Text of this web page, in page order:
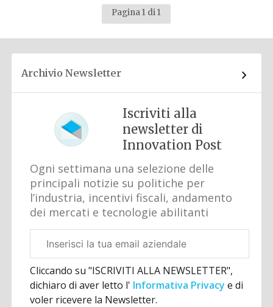
Pagina 1 di 1
Archivio Newsletter
Iscriviti alla
newsletter di
Innovation Post
Ogni settimana una selezione delle
principali notizie su politiche per
l’industria, incentivi fiscali, andamento
dei mercati e tecnologie abilitanti
aziendale
Cliccando su "ISCRIVITI ALLA NEWSLETTER",
dichiaro di aver letto l' Informativa Privacye di
voler ricevere la Newsletter.